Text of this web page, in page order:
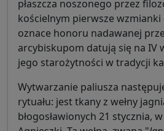
płaszcza noszonego przez
kościelnym pierwsze
oznace honoru nadawanej
arcybiskupom datują się na IV
jego starożytności w tradycji
Wytwarzanie paliusza
rytuału: jest tkany z wełny
błogosławionych 21 stycznia,